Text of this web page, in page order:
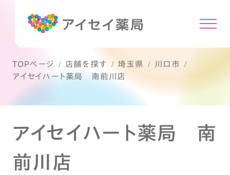
TOPページ 店舗を探す 埼玉県
川口市
アイセイハート薬局 南前川店
アイセイハート薬局 南
前川店